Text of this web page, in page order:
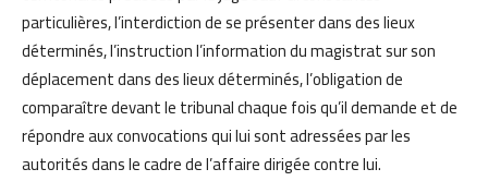
particulières, l’interdiction de se présenter dans des lieux
déterminés, l’instruction l’information du magistrat sur son
déplacement dans des lieux déterminés, l’obligation de
comparaître devant le tribunal chaque fois qu’il demande et de
répondre aux convocations qui lui sont adressées par les
autorités dans le cadre de l’affaire dirigée contre lui.